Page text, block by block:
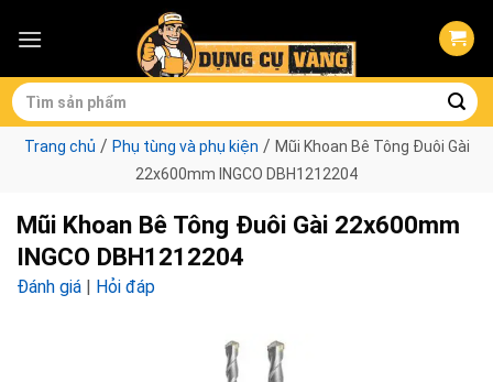
Tìm
kiếm:
Trang chủ / Phụ tùng và phụ kiện / Mũi Khoan Bê Tông Đuôi Gài
22x600mm INGCO DBH1212204
Mũi Khoan Bê Tông Đuôi Gài 22x600mm
INGCO DBH1212204
Đánh giá | Hỏi đáp